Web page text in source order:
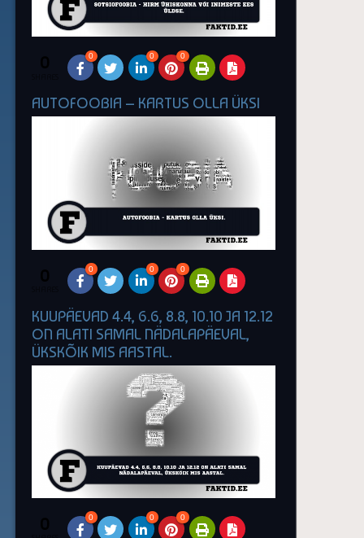
0 0 0 0
AUTOFOOBIA – KARTUS OLLA ÜKSI
0 0 0 0
KUUPÄEVAD 4.4, 6.6, 8.8, 10.10 JA 12.12
ON ALATI SAMAL NÄDALAPÄEVAL,
ÜKSKÕIK MIS AASTAL.
0 0 0 0